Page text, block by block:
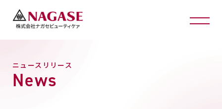
ニュースリリース
News